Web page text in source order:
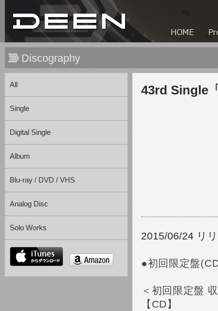
Discography
All
Single
Digital Single
Album
Blu-ray / DVD / VHS
Analog Disc
Solo Works
itunes
amazon
43rd Single
2015/06/24 リ
●初回限定盤
＜初回限定盤
【CD】